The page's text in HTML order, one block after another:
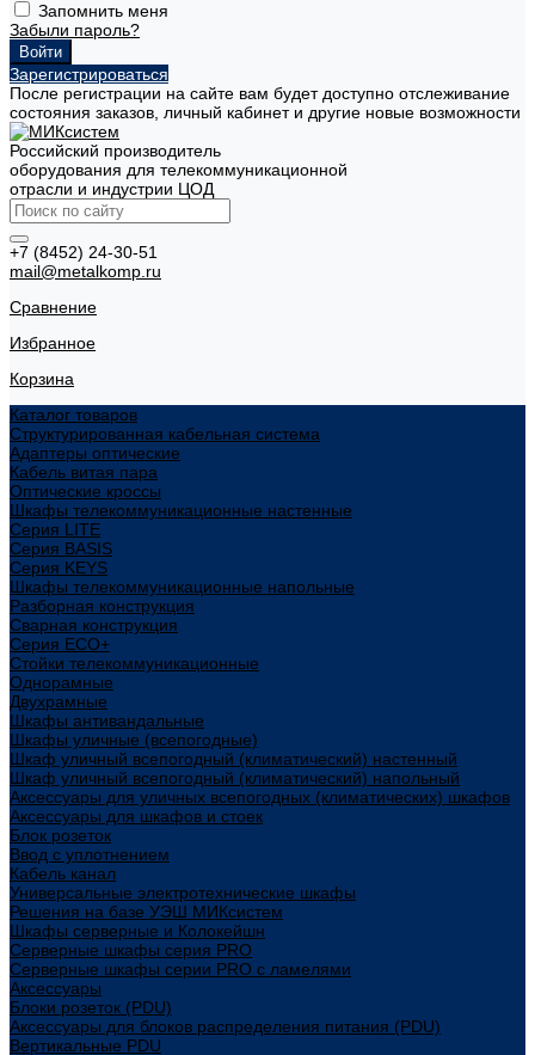
Запомнить меня
Забыли пароль?
Зарегистрироваться
После регистрации на сайте вам будет доступно отслеживание
состояния заказов, личный кабинет и другие новые возможности
Российский производитель
оборудования для телекоммуникационной
отрасли и индустрии ЦОД
+7 (8452) 24-30-51
mail@metalkomp.ru
Сравнение
Избранное
Корзина
Каталог товаров
Структурированная кабельная система
Адаптеры оптические
Кабель витая пара
Оптические кроссы
Шкафы телекоммуникационные настенные
Cерия LITE
Cерия BASIS
Cерия KEYS
Шкафы телекоммуникационные напольные
Разборная конструкция
Сварная конструкция
Серия ECO+
Стойки телекоммуникационные
Однорамные
Двухрамные
Шкафы антивандальные
Шкафы уличные (всепогодные)
Шкаф уличный всепогодный (климатический) настенный
Шкаф уличный всепогодный (климатический) напольный
Аксессуары для уличных всепогодных (климатических) шкафов
Аксессуары для шкафов и стоек
Блок розеток
Ввод с уплотнением
Кабель канал
Универсальные электротехнические шкафы
Решения на базе УЭШ МИКсистем
Шкафы серверные и Колокейшн
Серверные шкафы серия PRO
Серверные шкафы серии PRO с ламелями
Аксессуары
Блоки розеток (PDU)
Аксессуары для блоков распределения питания (PDU)
Вертикальные PDU